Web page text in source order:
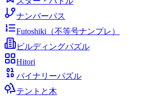
ナンバーパス
Futoshiki（不等号ナンプレ）
ビルディングパズル
Hitori
バイナリーパズル
テントと木